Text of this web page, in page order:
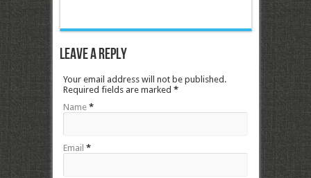
Leave a Reply
Your email address will not be published.
Required fields are marked *
Name *
Email *